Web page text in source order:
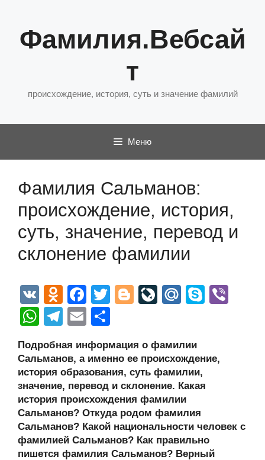
содержимому
Фамилия.Вебсай
т
происхождение, история, суть и значение фамилий
Меню
Фамилия Сальманов:
происхождение, история,
суть, значение, перевод и
склонение фамилии
V
K
O
d
n
o
kl
a
ss
ni
ki
F
a
c
e
b
o
o
k
T
er
Bl
g
er
Li
J
o
ur
n
al
M
u
S
e
W
at
s
A
p
p
T
e
gr
a
m
E
ail р
а
в
и
ть
Подробная информация о фамилии
Сальманов, а именно ее происхождение,
история образования, суть фамилии,
значение, перевод и склонение. Какая
история происхождения фамилии
Сальманов? Откуда родом фамилия
Сальманов? Какой национальности человек с
фамилией Сальманов? Как правильно
пишется фамилия Сальманов? Верный